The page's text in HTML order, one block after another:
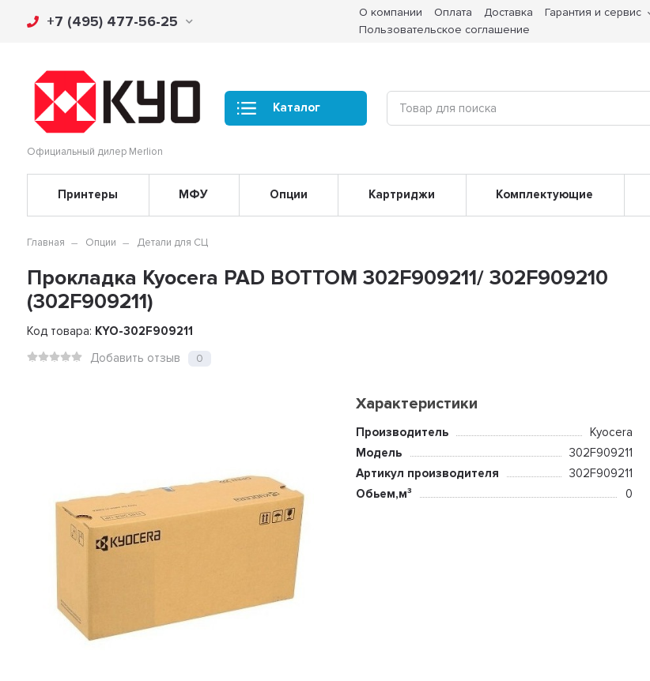
+7 (495) 477-56-25
О компании Оплата Доставка Гарантия и сервис
Пользовательское соглашение
Официальный дилер Merlion
Каталог
Принтеры МФУ Опции Картриджи Комплектующие
Главная Опции Детали для СЦ
Прокладка Kyocera PAD BOTTOM 302F909211/ 302F909210
(302F909211)
Код товара: KYO-302F909211
Добавить отзыв
0
Характеристики
Производитель
Kyocera
Модель
302F909211
Артикул производителя
302F909211
Обьем,м³
0